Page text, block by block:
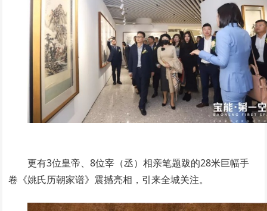
更有3位皇帝、8位宰（丞）相亲笔题跋的28米巨幅手
卷《姚氏历朝家谱》震撼亮相，引来全城关注。